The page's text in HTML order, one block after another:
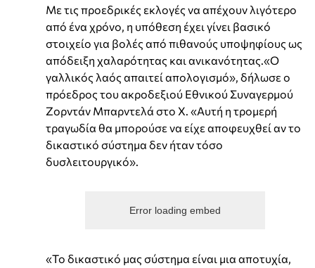
Με τις προεδρικές εκλογές να απέχουν λιγότερο
από ένα χρόνο, η υπόθεση έχει γίνει βασικό
στοιχείο για βολές από πιθανούς υποψηφίους ως
απόδειξη χαλαρότητας και ανικανότητας.«Ο
γαλλικός λαός απαιτεί απολογισμό», δήλωσε ο
πρόεδρος του ακροδεξιού Εθνικού Συναγερμού
Ζορντάν Μπαρντελά στο X. «Αυτή η τρομερή
τραγωδία θα μπορούσε να είχε αποφευχθεί αν το
δικαστικό σύστημα δεν ήταν τόσο
δυσλειτουργικό».
Error loading embed
«Το δικαστικό μας σύστημα είναι μια αποτυχία,